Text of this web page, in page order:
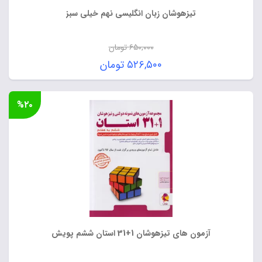
تیزهوشان زبان انگلیسی نهم خیلی سبز
۶۵۰,۰۰۰تومان
قیمت
اصلی:
۶۵۰,۰۰۰ تومان
بود.
۵۲۶,۵۰۰ تومان
قیمت
فعلی:
۵۲۶,۵۰۰ تومان.
آزمون های تیزهوشان 1+31 استان ششم پویش
%۲۰